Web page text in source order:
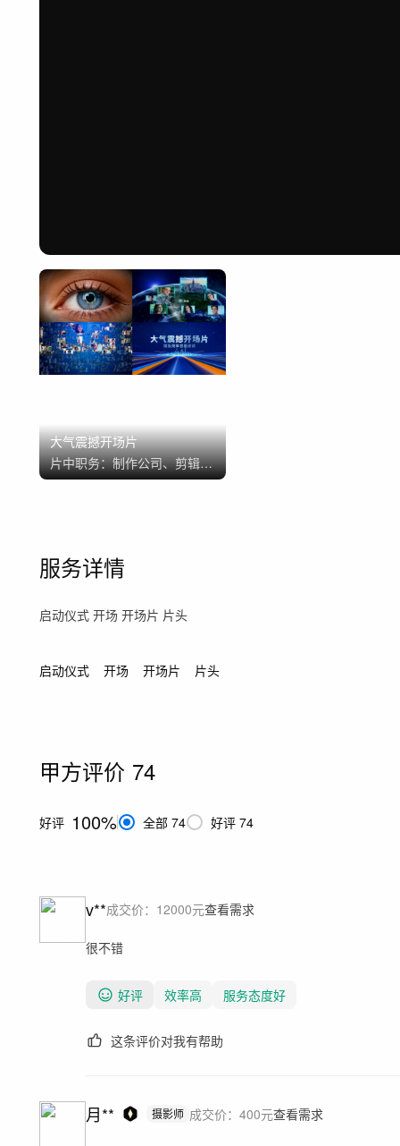
大气震撼开场片
片中职务：制作公司、剪辑
师、特效师、动画师、平面设
服务详情
启动仪式 开场 开场片 片头
启动仪式 开场 开场片 片头
甲方评价 74
好评 100% 全部 74 好评 74
v**成交价： 12000元查看需求
很不错
好评 效率高 服务态度好
这条评价对我有帮助
月** 摄影师 成交价： 400元查看需求